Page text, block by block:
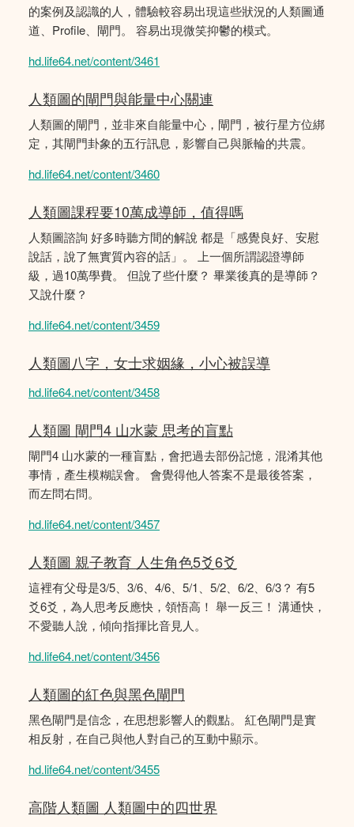
的案例及認識的人，體驗較容易出現這些狀況的人類圖通
道、Profile、閘門。 容易出現微笑抑鬱的模式。
hd.life64.net/content/3461
人類圖的閘門與能量中心關連
人類圖的閘門，並非來自能量中心，閘門，被行星方位綁
定，其閘門卦象的五行訊息，影響自己與脈輪的共震。
hd.life64.net/content/3460
人類圖課程要10萬成導師，值得嗎
人類圖諮詢 好多時聽方間的解說 都是「感覺良好、安慰
說話，說了無實質內容的話」。 上一個所謂認證導師
級，過10萬學費。 但說了些什麼？ 畢業後真的是導師？
又說什麼？
hd.life64.net/content/3459
人類圖八字，女士求姻緣，小心被誤導
hd.life64.net/content/3458
人類圖 閘門4 山水蒙 思考的盲點
閘門4 山水蒙的一種盲點，會把過去部份記憶，混淆其他
事情，產生模糊誤會。 會覺得他人答案不是最後答案，
而左問右問。
hd.life64.net/content/3457
人類圖 親子教育 人生角色5爻6爻
這裡有父母是3/5、3/6、4/6、5/1、5/2、6/2、6/3？ 有5
爻6爻，為人思考反應快，領悟高！ 舉一反三！ 溝通快，
不愛聽人說，傾向指揮比音見人。
hd.life64.net/content/3456
人類圖的紅色與黑色閘門
黑色閘門是信念，在思想影響人的觀點。 紅色閘門是實
相反射，在自己與他人對自己的互動中顯示。
hd.life64.net/content/3455
高階人類圖 人類圖中的四世界